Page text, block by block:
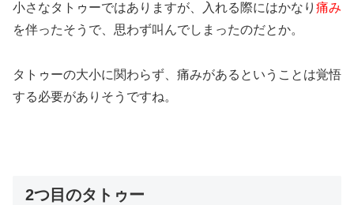
小さなタトゥーではありますが、 入れる際にはかなり 痛み
を伴ったそうで、思わず叫んでしまったのだとか。
タトゥーの大小に関わらず、痛みがあるということは覚悟
する必要がありそうですね。
2つ目のタトゥー